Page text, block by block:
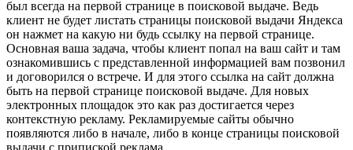
был всегда на первой странице в поисковой выдаче. Ведь
клиент не будет листать страницы поисковой выдачи Яндекса
он нажмет на какую ни будь ссылку на первой странице.
Основная ваша задача, чтобы клиент попал на ваш сайт и там
ознакомившись с представленной информацией вам позвонил
и договорился о встрече. И для этого ссылка на сайт должна
быть на первой странице поисковой выдаче. Для новых
электронных площадок это как раз достигается через
контекстную рекламу. Рекламируемые сайты обычно
появляются либо в начале, либо в конце страницы поисковой
выдачи с припиской реклама.